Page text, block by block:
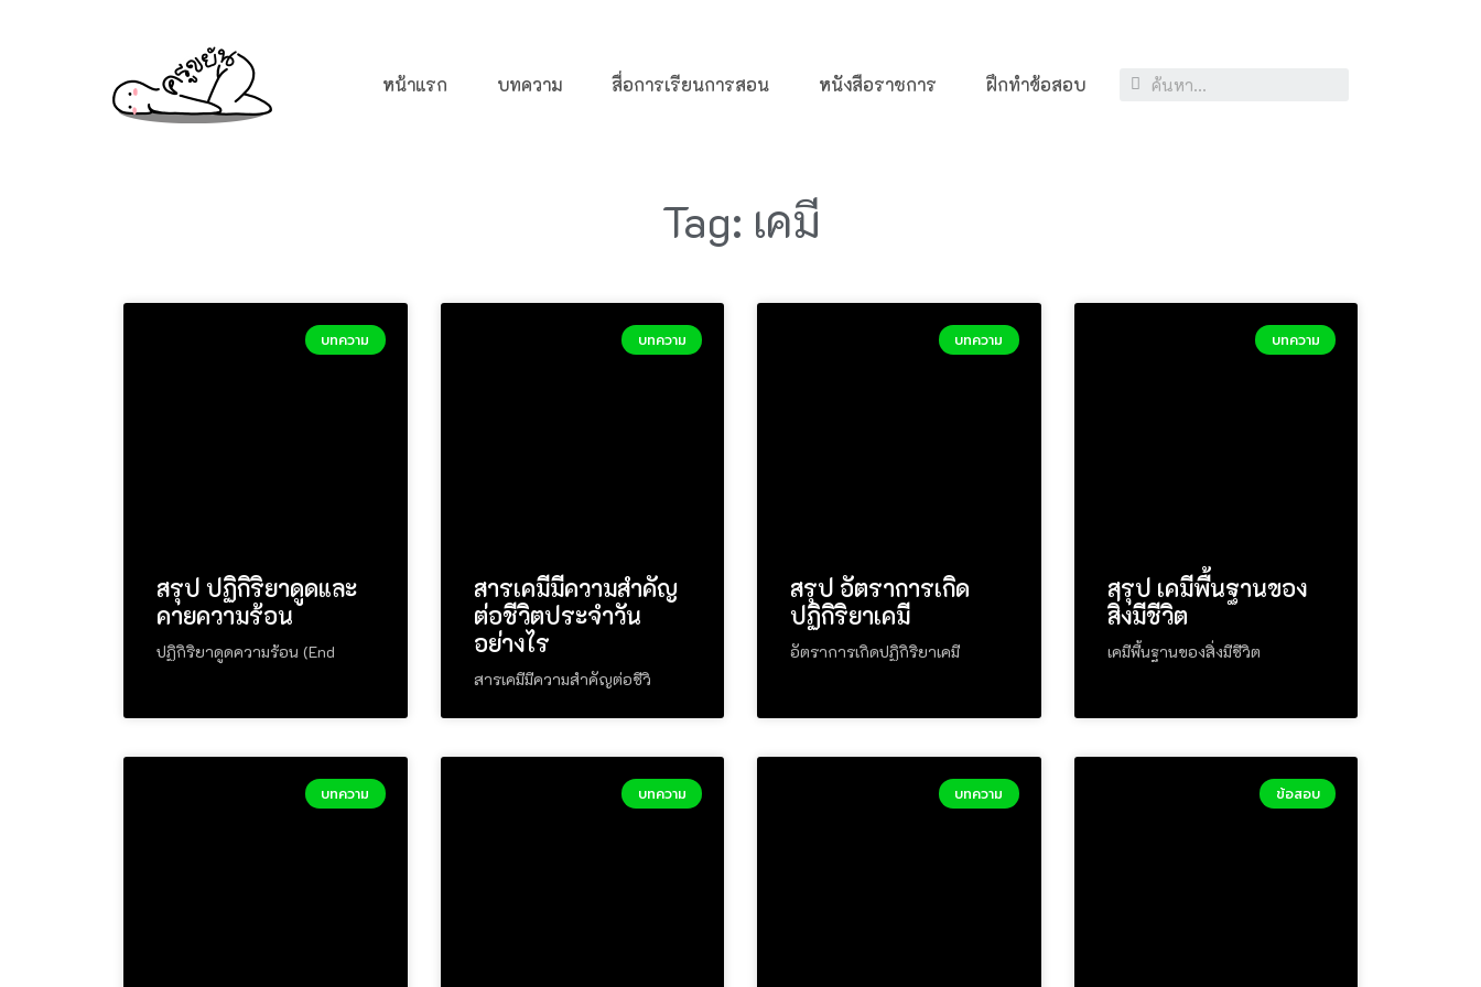
หน้าแรก บทความ สื่อการเรียนการสอน หนังสือราชการ ฝึกทำข้อสอบ
Tag: เคมี
บทความ
สรุป ปฏิกิริยาดูดและ
คายความร้อน
ปฏิกิริยาดูดความร้อน (End
บทความ
สารเคมีมีความสำคัญ
ต่อชีวิตประจำวัน
อย่างไร
สารเคมีมีความสำคัญต่อชีวิ
บทความ
สรุป อัตราการเกิด
ปฏิกิริยาเคมี
อัตราการเกิดปฏิกิริยาเคมี
บทความ
สรุป เคมีพื้นฐานของ
สิ่งมีชีวิต
เคมีพื้นฐานของสิ่งมีชีวิต
บทความ บทความ บทความ ข้อสอบ